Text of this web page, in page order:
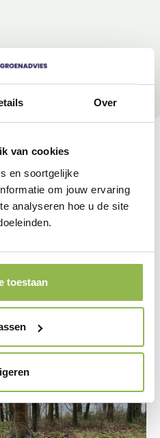
Over
van cookies
en soortgelijke
om jouw ervaring
analyseren hoe u de site
toestaan